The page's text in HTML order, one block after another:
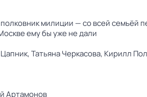
милиции — со всей семьёй
ему бы уже не дали
Татьяна Черкасова, Кирилл
Артамонов